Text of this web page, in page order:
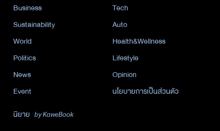
Business
Tech
Sustainability
Auto
World
Health&Wellness
Politics
Lifestyle
News
Opinion
Event
นโยบายการเป็นส่วนตัว
นิยาย by KaweBook